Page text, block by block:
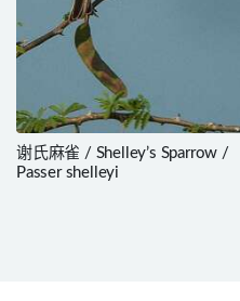
谢氏麻雀 / Shelley’s Sparrow /
Passer shelleyi